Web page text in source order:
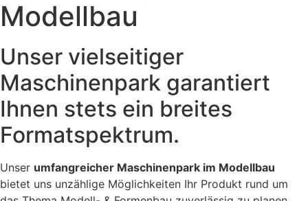
Modellbau
Unser vielseitiger
Maschinenpark garantiert
Ihnen stets ein breites
Formatspektrum.
Unser umfangreicher Maschinenpark im Modellbau
bietet uns unzählige Möglichkeiten Ihr Produkt rund um